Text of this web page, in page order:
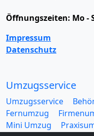
Öffnungszeiten: Mo -
Impressum
Datenschutz
Umzugsservice
Umzugsservice
Fernumzug
Mini Umzug